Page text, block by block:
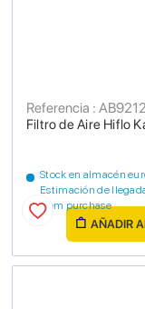
Filtro de Aire Hiflo
Referencia : AB9212
Stock en almacén
Estimación de
from purchase
AÑADIR